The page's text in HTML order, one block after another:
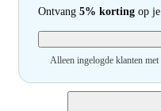
Ontvang 5% korting op
Alleen ingelogde klanten